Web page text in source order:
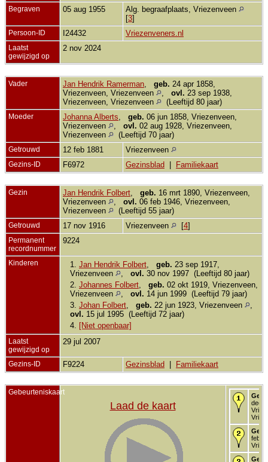
Begraven 05 aug 1955
Alg. begraafplaats, Vriezenveen
[3]
Persoon-ID I24432 Vriezenveners.nl
Laatst
gewijzigd op
2 nov 2024
Vader Jan Hendrik Ramerman geb. 24 apr 1858,
Vriezenveen, Vriezenveen
ovl. 23 sep 1938,
Vriezenveen, Vriezenveen
(Leeftijd 80 jaar)
Moeder Johanna Alberts geb. 06 jun 1858, Vriezenveen,
Vriezenveen
ovl. 02 aug 1928, Vriezenveen,
Vriezenveen
(Leeftijd 70 jaar)
Getrouwd 12 feb 1881 Vriezenveen
Gezins-ID F6972 Gezinsblad Familiekaart
Gezin Jan Hendrik Folbert geb. 16 mrt 1890, Vriezenveen,
Vriezenveen
ovl. 06 feb 1946, Vriezenveen,
Vriezenveen
(Leeftijd 55 jaar)
Getrouwd 17 nov 1916 Vriezenveen [4]
Permanent
recordnummer
9224
Kinderen 1. Jan Hendrik Folbert geb. 23 sep 1917,
Vriezenveen
ovl. 30 nov 1997 (Leeftijd 80 jaar)
2. Johannes Folbert geb. 02 okt 1919, Vriezenveen,
Vriezenveen
ovl. 14 jun 1999 (Leeftijd 79 jaar)
3. Johan Folbert geb. 22 jun 1923, Vriezenveen
ovl. 15 jul 1995 (Leeftijd 72 jaar)
4.
[Niet openbaar]
Laatst
gewijzigd op
29 jul 2007
Gezins-ID F9224 Gezinsblad Familiekaart
Gebeurteniskaart
Laad de kaart
dec
feb